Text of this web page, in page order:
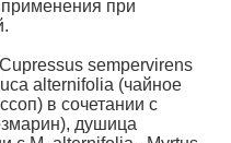
при
sempervirens
alternifolia (чайное
в сочетании с
душица